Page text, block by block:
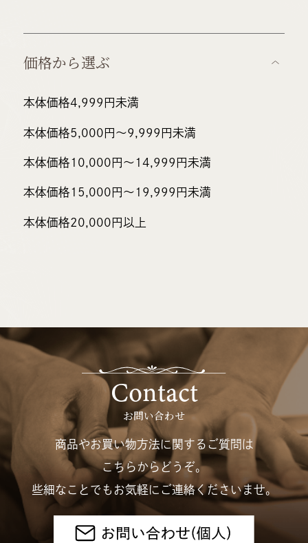
価格から選ぶ
本体価格4,999円未満
本体価格5,000円〜9,999円未満
本体価格10,000円～14,999円未満
本体価格15,000円～19,999円未満
本体価格20,000円以上
Contact
お問い合わせ
商品やお買い物方法に関するご質問は
こちらからどうぞ。
些細なことでもお気軽にご連絡くださいませ。